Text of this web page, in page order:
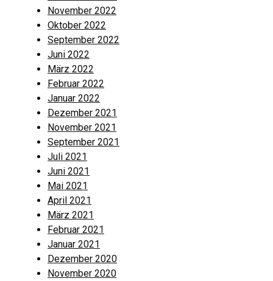
November 2022
Oktober 2022
September 2022
Juni 2022
März 2022
Februar 2022
Januar 2022
Dezember 2021
November 2021
September 2021
Juli 2021
Juni 2021
Mai 2021
April 2021
März 2021
Februar 2021
Januar 2021
Dezember 2020
November 2020